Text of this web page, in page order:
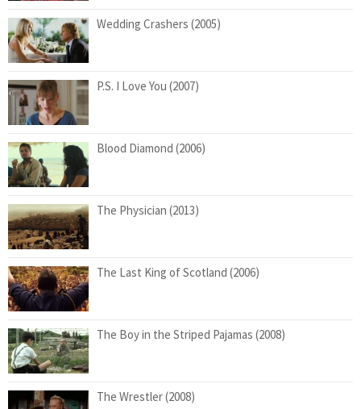
Wedding Crashers (2005)
P.S. I Love You (2007)
Blood Diamond (2006)
The Physician (2013)
The Last King of Scotland (2006)
The Boy in the Striped Pajamas (2008)
The Wrestler (2008)